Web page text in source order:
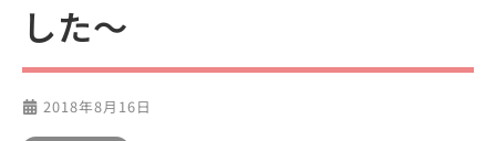
した～
2018年8月16日